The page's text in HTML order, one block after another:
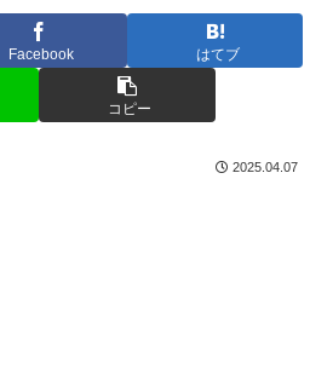
Facebook はてブ
コピー
2025.04.07